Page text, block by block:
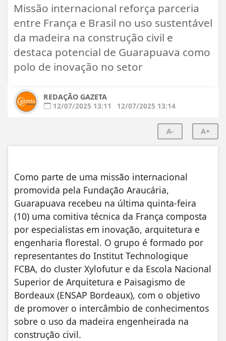
Missão internacional reforça parceria
entre França e Brasil no uso sustentável
da madeira na construção civil e
destaca potencial de Guarapuava como
polo de inovação no setor
REDAÇÃO GAZETA
12/07/2025 13:11
12/07/2025 13:14
A- A+
Como parte de uma missão internacional
promovida pela Fundação Araucária,
Guarapuava recebeu na última quinta-feira
(10) uma comitiva técnica da França composta
por especialistas em inovação, arquitetura e
engenharia florestal. O grupo é formado por
representantes do Institut Technologique
FCBA, do cluster Xylofutur e da Escola Nacional
Superior de Arquitetura e Paisagismo de
Bordeaux (ENSAP Bordeaux), com o objetivo
de promover o intercâmbio de conhecimentos
sobre o uso da madeira engenheirada na
construção civil.